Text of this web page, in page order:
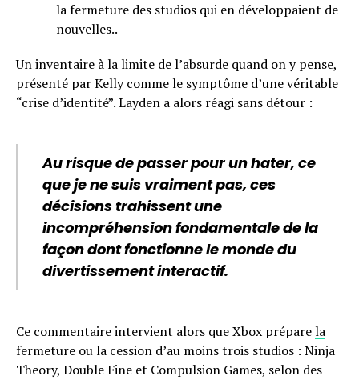
la fermeture des studios qui en développaient de
nouvelles..
Un inventaire à la limite de l’absurde quand on y pense,
présenté par Kelly comme le symptôme d’une véritable
“crise d’identité”. Layden a alors réagi sans détour :
Au risque de passer pour un hater, ce
que je ne suis vraiment pas, ces
décisions trahissent une
incompréhension fondamentale de la
façon dont fonctionne le monde du
divertissement interactif.
Ce commentaire intervient alors que Xbox préparela
fermeture ou la cession d’au moins trois studios : Ninja
Theory, Double Fine et Compulsion Games, selon des